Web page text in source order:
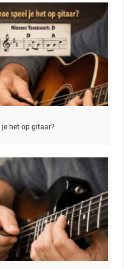
je het op gitaar?